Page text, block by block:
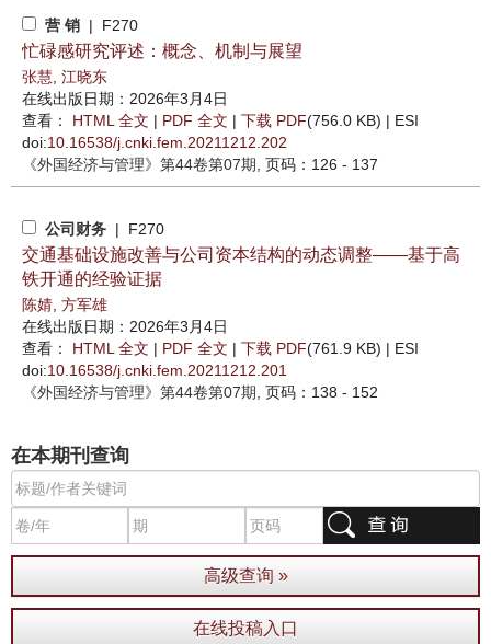
营 销 | F270
忙碌感研究评述：概念、机制与展望
张慧 江晓东
在线出版日期：2026年3月4日
查看： HTML 全文 | PDF 全文 | 下载 PDF(756.0 KB) | ESI
doi:10.16538/j.cnki.fem.20211212.202
《外国经济与管理》 第44卷第07期 , 页码：126 - 137
公司财务 | F270
交通基础设施改善与公司资本结构的动态调整——基于高
铁开通的经验证据
陈婧 方军雄
在线出版日期：2026年3月4日
查看： HTML 全文 | PDF 全文 | 下载 PDF(761.9 KB) | ESI
doi:10.16538/j.cnki.fem.20211212.201
《外国经济与管理》 第44卷第07期 , 页码：138 - 152
在本期刊查询
高级查询 »
在线投稿入口